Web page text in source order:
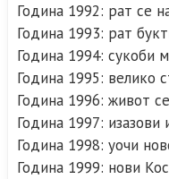
Година 1992: рат се
Година 1993: рат
Година 1994: сукоби
Година 1995: велико
Година 1996: живот
Година 1997:
Година 1998: уочи
Година 1999: нови